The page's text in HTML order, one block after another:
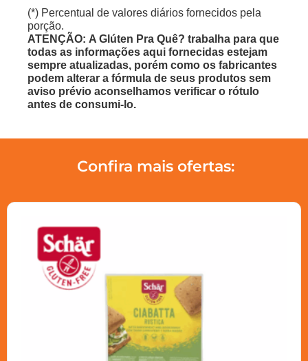
(*) Percentual de valores diários fornecidos pela
porção.
ATENÇÃO: A Glúten Pra Quê? trabalha para que
todas as informações aqui fornecidas estejam
sempre atualizadas, porém como os fabricantes
podem alterar a fórmula de seus produtos sem
aviso prévio aconselhamos verificar o rótulo
antes de consumi-lo.
Confira mais ofertas: